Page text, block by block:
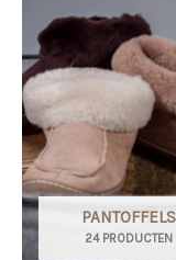
PANTOFFELS
24 PRODUCTEN